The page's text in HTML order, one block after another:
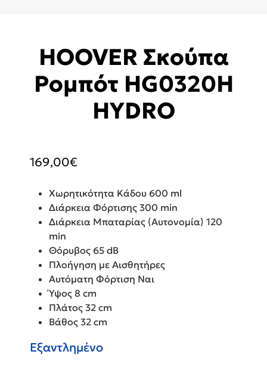
HOOVER Σκούπα
Ρομπότ HG0320H
HYDRO
169,00€
Χωρητικότητα Κάδου 600 ml
Διάρκεια Φόρτισης 300 min
Διάρκεια Μπαταρίας (Αυτονομία) 120
min
Θόρυβος 65 dB
Πλοήγηση με Αισθητήρες
Αυτόματη Φόρτιση Ναι
Ύψος 8 cm
Πλάτος 32 cm
Βάθος 32 cm
Εξαντλημένο